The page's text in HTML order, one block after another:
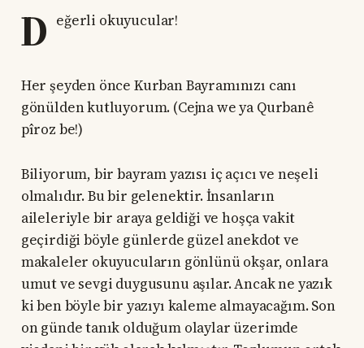
D eğerli okuyucular!
Her şeyden önce Kurban Bayramınızı canı
gönülden kutluyorum. (Cejna we ya Qurbanê
pîroz be!)
Biliyorum, bir bayram yazısı iç açıcı ve neşeli
olmalıdır. Bu bir gelenektir. İnsanların
aileleriyle bir araya geldiği ve hoşça vakit
geçirdiği böyle günlerde güzel anekdot ve
makaleler okuyucuların gönlünü okşar, onlara
umut ve sevgi duygusunu aşılar. Ancak ne yazık
ki ben böyle bir yazıyı kaleme almayacağım. Son
on günde tanık olduğum olaylar üzerimde